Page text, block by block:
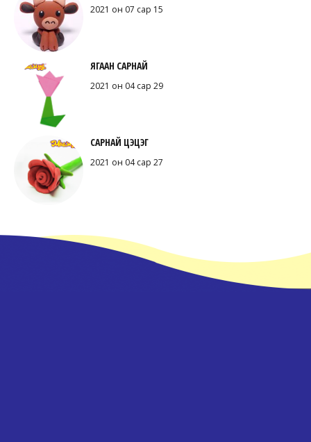
2021 он 07 сар 15
ЯГААН САРНАЙ
2021 он 04 сар 29
САРНАЙ ЦЭЦЭГ
2021 он 04 сар 27